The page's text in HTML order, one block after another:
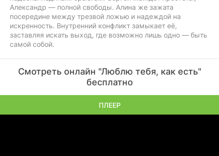
Александр — полной свободы. Алина же зажата
посередине между трезвой ложью и надеждой на
искренность. Внутренний конфликт замыкает её,
заставляя искать выход, где возможно лишь одно — быть
самой собой.
Смотреть онлайн "Люблю тебя, как есть"
бесплатно
ПЛЕЕР